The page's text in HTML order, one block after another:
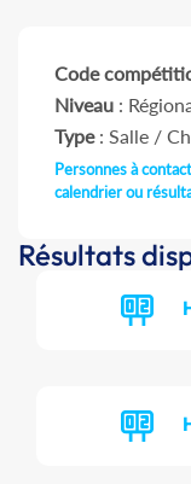
Code
Niveau :
Type: Salle /
Personnes à
calendrier ou
Résultats